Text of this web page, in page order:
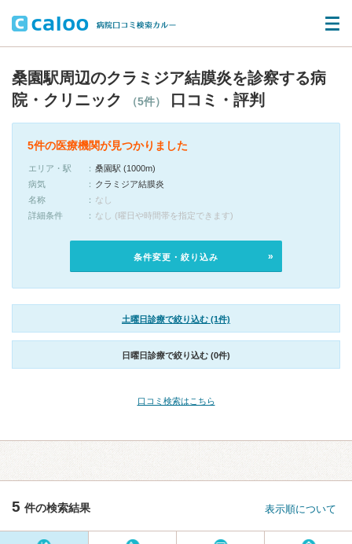
桑園駅周辺のクラミジア結膜炎を診察する病
院・クリニック
（5件） 口コミ・評判
5件の医療機関が見つかりました
エリア・駅
桑園駅 (1000m)
病気
クラミジア結膜炎
名称
なし
詳細条件
なし (曜日や時間帯を指定できます)
条件変更・絞り込み
土曜日診療で絞り込む (1件)
日曜日診療で絞り込む (0件)
口コミ検索はこちら
5 件の検索結果 表示順について